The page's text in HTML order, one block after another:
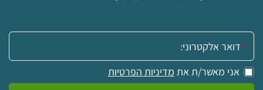
אימייל:
אני מאשר/ת את מדיניות הפרטיות